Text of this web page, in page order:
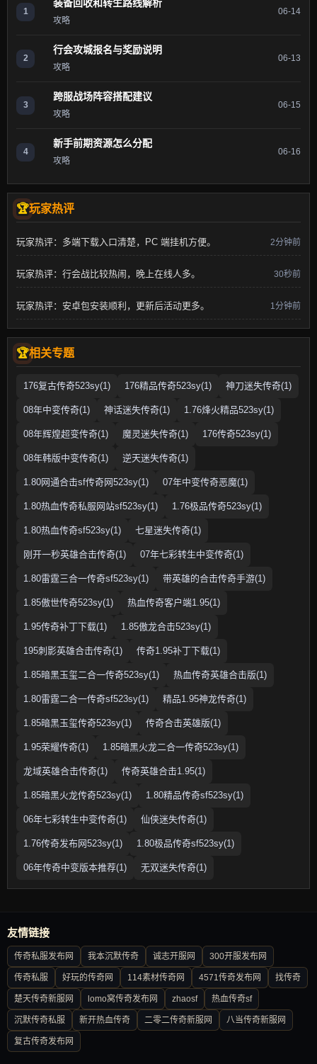
1
装备回收和转生路线解析
攻略
06-14
2
行会攻城报名与奖励说明
攻略
06-13
3
跨服战场阵容搭配建议
攻略
06-15
4
新手前期资源怎么分配
攻略
06-16
玩家热评
玩家热评：多端下载入口清楚，PC 端挂机方便。 2分钟前
玩家热评：行会战比较热闹，晚上在线人多。 30秒前
玩家热评：安卓包安装顺利，更新后活动更多。 1分钟前
相关专题
176复古传奇523sy(1) 176精品传奇523sy(1) 神刀迷失传奇(1)
08年中变传奇(1) 神话迷失传奇(1) 1.76烽火精品523sy(1)
08年辉煌超变传奇(1) 魔灵迷失传奇(1) 176传奇523sy(1)
08年韩版中变传奇(1) 逆天迷失传奇(1)
1.80网通合击sf传奇网523sy(1) 07年中变传奇恶魔(1)
1.80热血传奇私服网站sf523sy(1) 1.76极品传奇523sy(1)
1.80热血传奇sf523sy(1) 七星迷失传奇(1)
刚开一秒英雄合击传奇(1) 07年七彩转生中变传奇(1)
1.80雷霆三合一传奇sf523sy(1) 带英雄的合击传奇手游(1)
1.85傲世传奇523sy(1) 热血传奇客户端1.95(1)
1.95传奇补丁下载(1) 1.85傲龙合击523sy(1)
195刺影英雄合击传奇(1) 传奇1.95补丁下载(1)
1.85暗黑玉玺二合一传奇523sy(1) 热血传奇英雄合击版(1)
1.80雷霆二合一传奇sf523sy(1) 精品1.95神龙传奇(1)
1.85暗黑玉玺传奇523sy(1) 传奇合击英雄版(1)
1.95荣耀传奇(1) 1.85暗黑火龙二合一传奇523sy(1)
龙域英雄合击传奇(1) 传奇英雄合击1.95(1)
1.85暗黑火龙传奇523sy(1) 1.80精品传奇sf523sy(1)
06年七彩转生中变传奇(1) 仙侠迷失传奇(1)
1.76传奇发布网523sy(1) 1.80极品传奇sf523sy(1)
06年传奇中变版本推荐(1) 无双迷失传奇(1)
友情链接
传奇私服发布网 我本沉默传奇 诚志开服网 300开服发布网
传奇私服 好玩的传奇网 114素材传奇网 4571传奇发布网 找传奇
楚天传奇新服网 lomo窝传奇发布网 zhaosf 热血传奇sf
沉默传奇私服 新开热血传奇 二零二传奇新服网 八当传奇新服网
复古传奇发布网